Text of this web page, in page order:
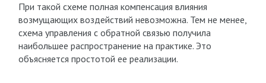
При такой схеме полная компенсация влияния
возмущающих воздействий невозможна. Тем не менее,
схема управления с обратной связью получила
наибольшее распространение на практике. Это
объясняется простотой ее реализации.